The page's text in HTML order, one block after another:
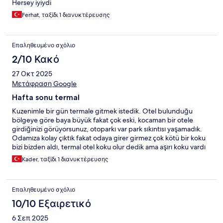
Hersey iyiydi
Ferhat, ταξίδι 1 διανυκτέρευσης
Επαληθευμένο σχόλιο
2/10 Κακό
27 Οκτ 2025
Μετάφραση Google
Hafta sonu termal
Kuzenimle bir gün termale gitmek istedik. Otel bulunduğu
bölgeye göre baya büyük fakat çok eski, kocaman bir otele
girdiğinizi görüyorsunuz, otoparkı var park sıkıntısı yaşamadık.
Odamıza kolay çıktık fakat odaya girer girmez çok kötü bir koku
bizi bizden aldı, termal otel koku olur dedik ama aşırı koku vardı
sanki lağım gibi kokuyordu ki odamız 4. Katta termal havuzlar spa
-1. Katta buna rağmen koku çok yoğundu havalandırma yetersiz
istedik o sırada birden bi adam içeri girdi görevliydi,kapıyı
vurmadı pardon demek yerine içeriyi izlemeye çalıştı otel güvenli
değil, sonrasında sürekli kapıyı arkadan kilitledik.sıcak havuz
kirliydi ama sıcaklığı iyiydi, oradan çıktık hamama,hamamda taslar
yetersiz ayrıca altları bildiğin kir tutmuş kirli ,içinde küçük havuz
Kader, ταξίδι 1 διανυκτέρευσης
Επαληθευμένο σχόλιο
10/10 Εξαιρετικό
6 Σεπ 2025